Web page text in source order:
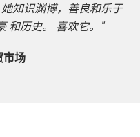
知识渊博，善良和乐于
和历史。 喜欢它。"
市场